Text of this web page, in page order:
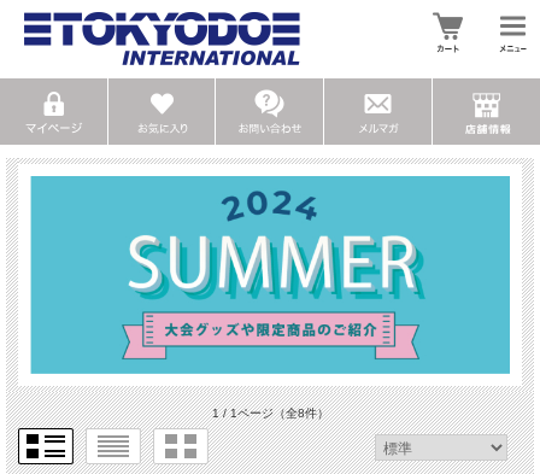
1 / 1ページ（全8件）